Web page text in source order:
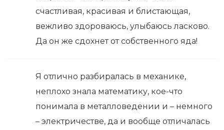
счастливая, красивая и блистающая,
вежливo здороваюсь, улыбаюсь ласково.
Да он же сдохнет от собственного яда!
Я отлично разбиралась в механике,
неплохо знала математику, кое-что
понимала в металловедении и – немного
– электричестве, да и вообще отличалась